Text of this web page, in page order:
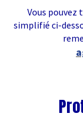
Vous
simplifié ci-